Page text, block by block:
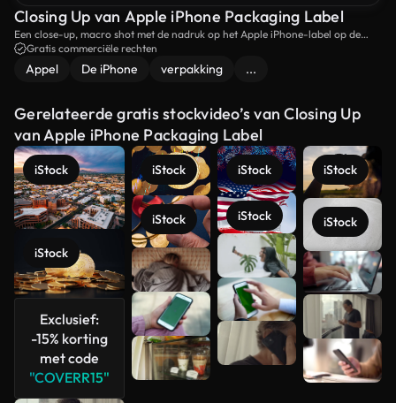
Closing Up van Apple iPhone Packaging Label
Een close-up, macro shot met de nadruk op het Apple iPhone-label op de
stijlvolle verpakking.
Gratis commerciële rechten
Appel De iPhone verpakking ...
Gerelateerde gratis stockvideo’s van Closing Up
van Apple iPhone Packaging Label
iStock
iStock
Exclusief:
-15% korting
met code
"COVERR15"
iStock
iStock
iStock
iStock
iStock
iStock
Meer
bekijken